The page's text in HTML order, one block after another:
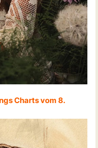
Charts vom 8.